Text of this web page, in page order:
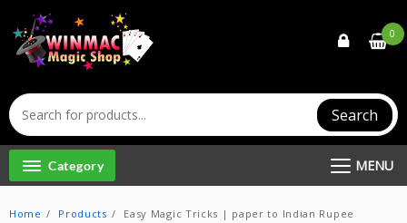
content
Search
0
Category MENU
Home Products Easy Magic Tricks | paper to Indian Rupee